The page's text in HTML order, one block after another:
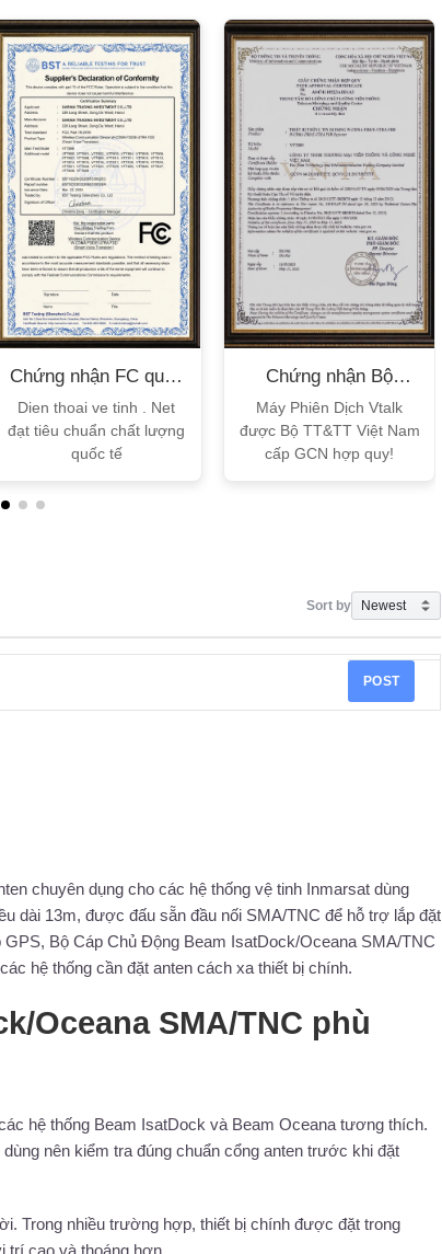
Chứng nhận FC quốc
tế
Dien thoai ve tinh . Net
đạt tiêu chuẩn chất lượng
quốc tế
Chứng nhận Bộ
TT&TT
Máy Phiên Dịch Vtalk
được Bộ TT&TT Việt Nam
cấp GCN hợp quy!
Sort by
POST
chuyên dụng cho các hệ thống vệ tinh Inmarsat dùng
dài 13m, được đấu sẵn đầu nối SMA/TNC để hỗ trợ lắp đặt
Bộ Cáp Chủ Động Beam IsatDock/Oceana SMA/TNC
hệ thống cần đặt anten cách xa thiết bị chính.
Oceana SMA/TNC phù
hệ thống Beam IsatDock và Beam Oceana tương thích.
nên kiểm tra đúng chuẩn cổng anten trước khi đặt
Trong nhiều trường hợp, thiết bị chính được đặt trong
TIẾT XEM CHI TIẾT